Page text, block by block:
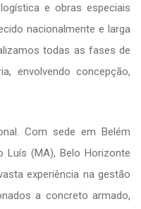
e obras especiais
nacionalmente e larga
todas as fases de
envolvendo concepção,
Com sede em Belém
Luís (MA), Belo Horizonte
experiência na gestão
a concreto armado,